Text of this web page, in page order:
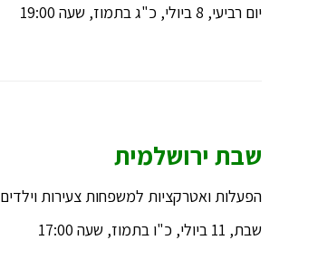
יום רביעי, 8 ביולי, כ"ג בתמוז, שעה 19:00
שבת ירושלמית
הפעלות ואטרקציות למשפחות צעירות וילדים
שבת, 11 ביולי, כ"ו בתמוז, שעה 17:00